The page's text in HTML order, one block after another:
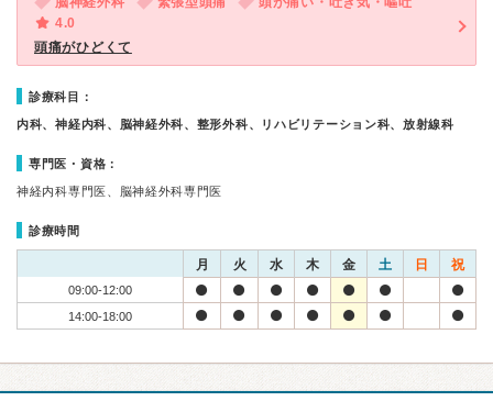
4.0
頭痛がひどくて
診療科目：
内科、神経内科、脳神経外科、整形外科、リハビリテーション科、放射線科
専門医・資格：
神経内科専門医、脳神経外科専門医
診療時間
月 火 水 木 金 土 日 祝
09:00-12:00
14:00-18:00